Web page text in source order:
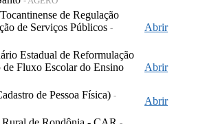
de Regulação
de Serviços Públicos -
Abrir
Estadual de Reformulação
de Fluxo Escolar do Ensino
Abrir
de Pessoa Física) -
Abrir